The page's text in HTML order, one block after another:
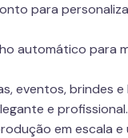
para
automático para
eventos, brindes e
e profissional.
em escala e